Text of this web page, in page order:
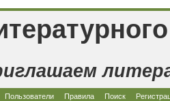
Пользователи Правила Поиск